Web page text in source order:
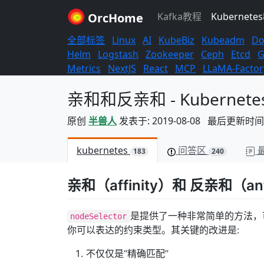
OrcHome Kafka教程
全部标签 Linux AI KubeBiz Kubeadm
Helm
Logstash Zookeeper Ceph Etcd
Metrics
NextJS React MCP LLaMA-
亲和和反亲和 -
原创 半兽人发表于: 2019-08-08 最后更新时
kubernetes 183 问答区 240
亲和（affinity）和 反亲和（
nodeSelector 是提供了一种非常简单的方法
你可以表达的约束类型。其关键的改进是:
不仅仅是“精确匹配”